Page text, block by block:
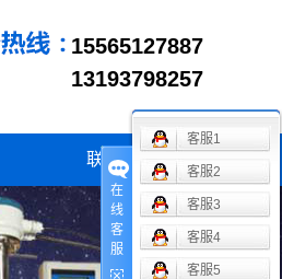
15565127887
13193798257
13569509098
联系我们
在
线
客
服
客服1
客服2
客服3
客服4
客服5